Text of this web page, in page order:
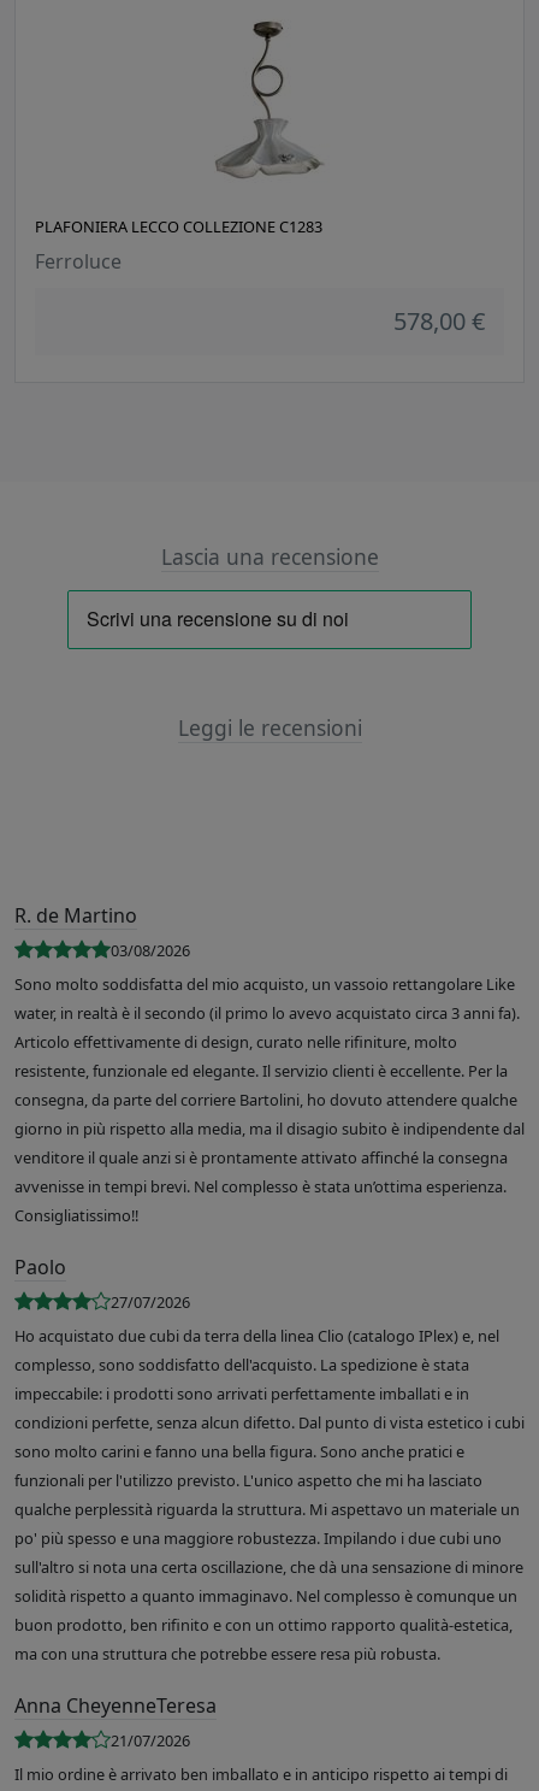
PLAFONIERA LECCO COLLEZIONE C1283
Ferroluce
578,00 €
Lascia una recensione
Leggi le recensioni
R. de Martino
03/08/2026
Sono molto soddisfatta del mio acquisto, un vassoio rettangolare Like
water, in realtà è il secondo (il primo lo avevo acquistato circa 3 anni fa).
Articolo effettivamente di design, curato nelle rifiniture, molto
resistente, funzionale ed elegante. Il servizio clienti è eccellente. Per la
consegna, da parte del corriere Bartolini, ho dovuto attendere qualche
giorno in più rispetto alla media, ma il disagio subito è indipendente dal
venditore il quale anzi si è prontamente attivato affinché la consegna
avvenisse in tempi brevi. Nel complesso è stata un’ottima esperienza.
Consigliatissimo!!
Paolo
27/07/2026
Ho acquistato due cubi da terra della linea Clio (catalogo IPlex) e, nel
complesso, sono soddisfatto dell'acquisto. La spedizione è stata
impeccabile: i prodotti sono arrivati perfettamente imballati e in
condizioni perfette, senza alcun difetto. Dal punto di vista estetico i cubi
sono molto carini e fanno una bella figura. Sono anche pratici e
funzionali per l'utilizzo previsto. L'unico aspetto che mi ha lasciato
qualche perplessità riguarda la struttura. Mi aspettavo un materiale un
po' più spesso e una maggiore robustezza. Impilando i due cubi uno
sull'altro si nota una certa oscillazione, che dà una sensazione di minore
solidità rispetto a quanto immaginavo. Nel complesso è comunque un
buon prodotto, ben rifinito e con un ottimo rapporto qualità-estetica,
ma con una struttura che potrebbe essere resa più robusta.
Anna CheyenneTeresa
21/07/2026
Il mio ordine è arrivato ben imballato e in anticipo rispetto ai tempi di